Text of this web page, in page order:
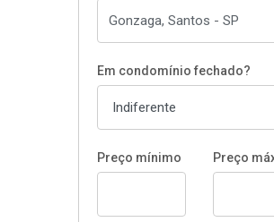
Em condomínio fechado?
Preço mínimo Preço